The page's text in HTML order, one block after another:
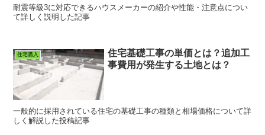
耐震等級3に対応できるハウスメーカーの紹介や性能・注意点につい
て詳しく説明した記事
住宅購入
住宅基礎工事の単価とは？追加工
事費用が発生する土地とは？
一般的に採用されている住宅の基礎工事の種類と相場価格について詳
しく解説した投稿記事